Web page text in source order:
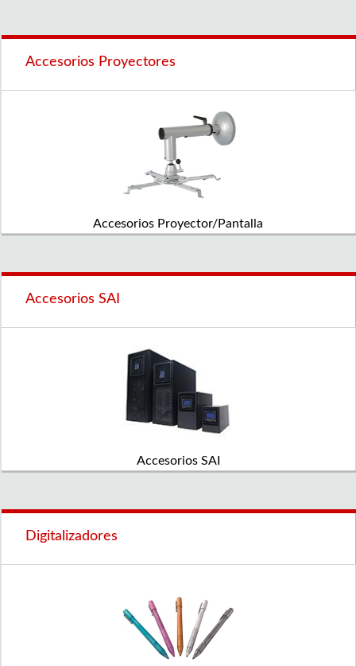
Accesorios Proyectores
Accesorios Proyector/Pantalla
Accesorios SAI
Accesorios SAI
Digitalizadores